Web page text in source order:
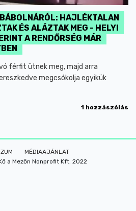
HAJLÉKTALAN
ÉS ALÁZTAK MEG - HELYI
A RENDŐRSÉG MÁR
férfit ütnek meg, majd arra
megcsókolja egyikük
1 hozzászólás
MÉDIAAJÁNLAT
a Mezőn Nonprofit Kft. 2022